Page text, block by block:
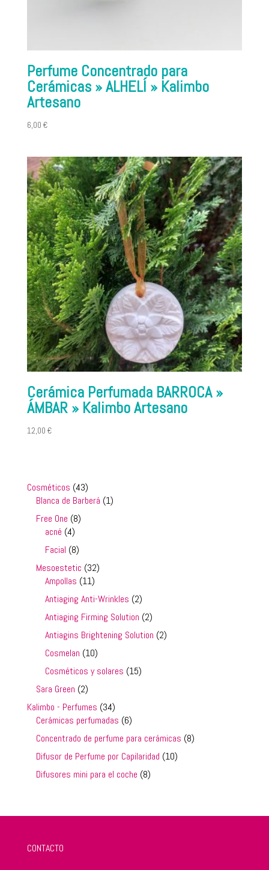
Perfume Concentrado para
Cerámicas » ALHELÍ » Kalimbo
Artesano
6,00 €
Cerámica Perfumada BARROCA »
ÁMBAR » Kalimbo Artesano
12,00 €
Cosméticos 4343
productos
Blanca de Barberá 11
Free One 88
acné 44
productos
Facial 88
productos
Mesoestetic 3232
Ampollas 1111
productos
Antiaging Anti-Wrinkles 22
productos
Antiaging Firming Solution 22
productos
Antiagins Brightening Solution 22
Cosmelan 1010
productos
Cosméticos y solares 1515
Sara Green 22
productos
Kalimbo - Perfumes 3434
productos
Cerámicas perfumadas 66
productos
Concentrado de perfume para cerámicas 88
Difusor de Perfume por Capilaridad 1010
Difusores mini para el coche 88
CONTACTO